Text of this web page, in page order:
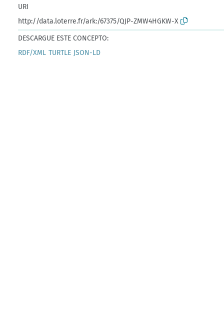
URI
http://data.loterre.fr/ark:/67375/QJP-ZMW4HGKW-X
DESCARGUE ESTE CONCEPTO:
RDF/XML TURTLE JSON-LD